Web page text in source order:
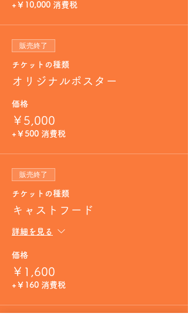
+￥10,000 消費税
販売終了
チケットの種類
オリジナルポスター
価格
￥5,000
+￥500 消費税
販売終了
チケットの種類
キャストフード
詳細を見る
価格
￥1,600
+￥160 消費税